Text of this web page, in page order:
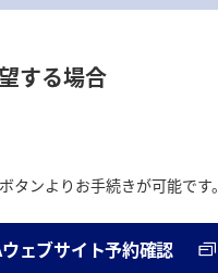
する場合
タンよりお手続きが可能です。
ェブサイト予約確認